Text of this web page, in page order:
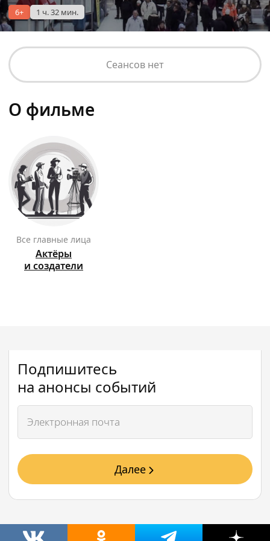
6+ 1 ч. 32 мин.
Сеансов нет
О фильме
Все главные лица
Актёры
и создатели
Подпишитесь
на анонсы событий
Далее